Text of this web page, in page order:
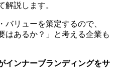
解説します。
バリューを策定するので、
はあるか？」と考える企業も
インナーブランディングをサ